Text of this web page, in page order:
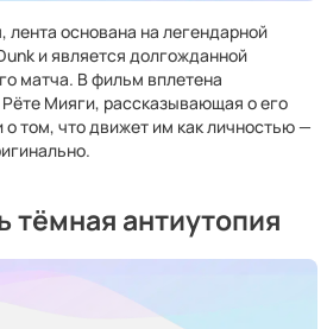
лента основана на легендарной
и является долгожданной
матча. В фильм вплетена
Мияги, рассказывающая о его
о том, что движет им как личностью —
тёмная антиутопия